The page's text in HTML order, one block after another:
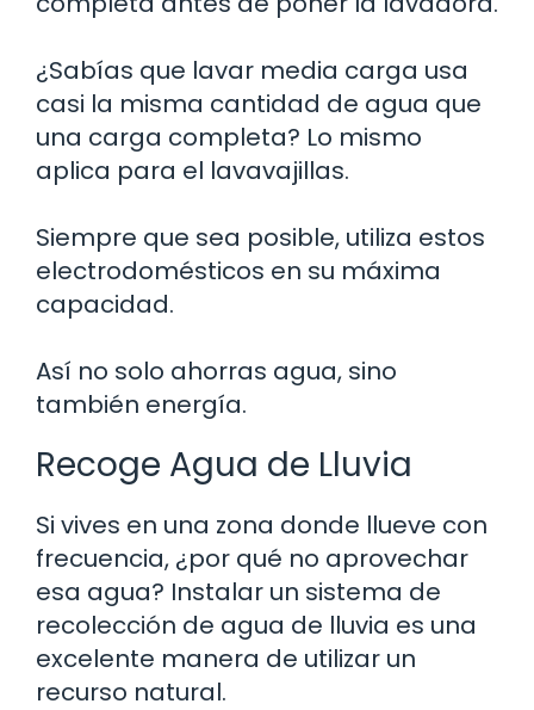
¿Sabías que lavar media carga usa
casi la misma cantidad de agua que
una carga completa? Lo mismo
aplica para el lavavajillas.
Siempre que sea posible, utiliza estos
electrodomésticos en su máxima
capacidad.
Así no solo ahorras agua, sino
también energía.
Recoge Agua de Lluvia
Si vives en una zona donde llueve con
frecuencia, ¿por qué no aprovechar
esa agua? Instalar un sistema de
recolección de agua de lluvia es una
excelente manera de utilizar un
recurso natural.